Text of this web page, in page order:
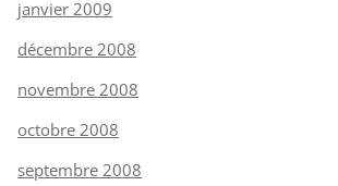
janvier 2009
décembre 2008
novembre 2008
octobre 2008
septembre 2008